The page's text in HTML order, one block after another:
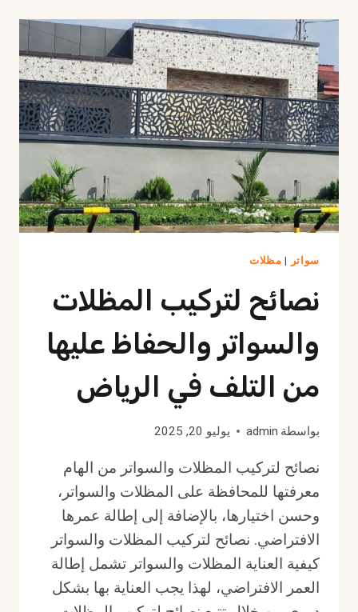
الحكومية
أشكال
مظلة
مدرسة
بالرياض
سواتر | مظلات
نصائح لتركيب المظلات
والسواتر والحفاظ عليها
من التلف في الرياض
بواسطة admin يوليو 20, 2025
نصائح لتركيب المظلات والسواتر من الهام
معرفتها للمحافظة على المظلات والسواتر،
وحسن اختيارها، بالإضافة إلى إطالة عمرها
الافتراضي. نصائح لتركيب المظلات والسواتر
كيفية العناية المظلات والسواتر تشمل إطالة
العمر الافتراضي، لهذا يجب العناية بها بشكل